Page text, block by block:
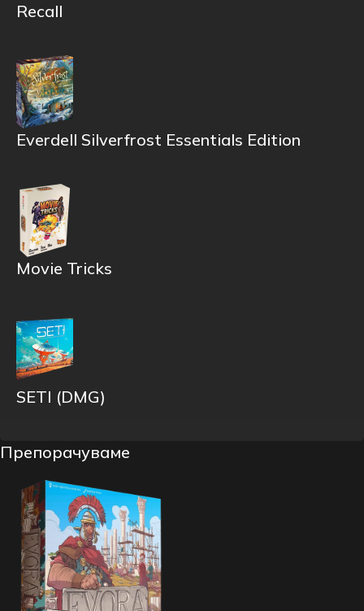
Recall
Everdell Silverfrost Essentials Edition
Movie Tricks
SETI (DMG)
Препорачуваме